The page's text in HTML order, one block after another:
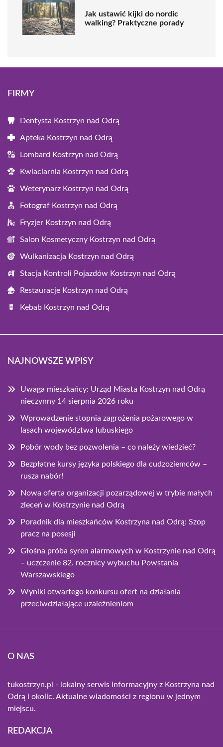
Jak ustawić kijki do nordic
walking? Praktyczne porady
FIRMY
Dentysta Kostrzyn nad Odrą
Apteka Kostrzyn nad Odrą
Lombard Kostrzyn nad Odrą
Kwiaciarnia Kostrzyn nad Odrą
Weterynarz Kostrzyn nad Odrą
Fotograf Kostrzyn nad Odrą
Fryzjer Kostrzyn nad Odrą
Salon Kosmetyczny Kostrzyn nad Odrą
Wulkanizacja Kostrzyn nad Odrą
Stacja Kontroli Pojazdów Kostrzyn nad Odrą
Restauracje Kostrzyn nad Odrą
Kebab Kostrzyn nad Odrą
NAJNOWSZE WPISY
Uwaga mieszkańcy: Urząd Miasta Kostrzyn nad Odrą
nieczynny 14 sierpnia 2026 roku
Wprowadzenie stopnia zagrożenia pożarowego w
lasach województwa lubuskiego
Pobór wody bez pozwolenia – co należy wiedzieć?
Bezpłatne kursy języka polskiego dla cudzoziemców –
rusza nabór!
Nowa oferta organizacji pozarządowej w trybie małych
zleceń w Kostrzynie nad Odrą
Poradnik dla mieszkańców Kostrzyna nad Odrą: Szop
pracz na posesji
Głośna próba syren alarmowych w Kostrzynie nad Odrą
– uczczenie 82. rocznicy wybuchu Powstania
Warszawskiego
Wyniki otwartego konkursu ofert na działania
przeciwdziałające uzależnieniom
O NAS
tukostrzyn.pl - lokalny serwis informacyjny z Kostrzyna nad
Odrą i okolic. Aktualne wiadomości z regionu w jednym
miejscu.
REDAKCJA